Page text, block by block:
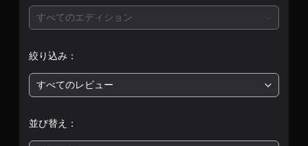
すべてのエディション
絞り込み：
すべてのレビュー
並び替え：